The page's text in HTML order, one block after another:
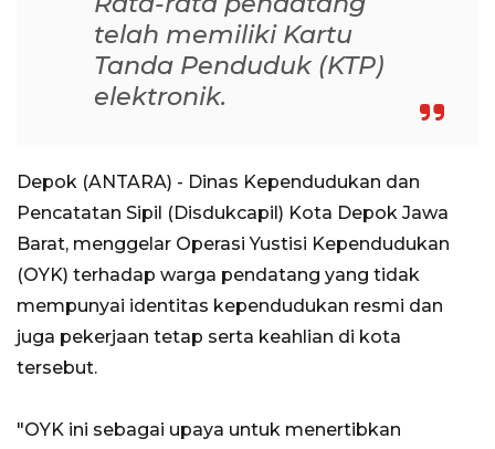
telah memiliki Kartu
Tanda Penduduk (KTP)
elektronik.
Depok (ANTARA) - Dinas Kependudukan dan
Pencatatan Sipil (Disdukcapil) Kota Depok Jawa
Barat, menggelar Operasi Yustisi Kependudukan
(OYK) terhadap warga pendatang yang tidak
mempunyai identitas kependudukan resmi dan
juga pekerjaan tetap serta keahlian di kota
tersebut.
"OYK ini sebagai upaya untuk menertibkan